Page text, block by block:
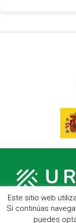
Este sitio web
Si continúas
puedes